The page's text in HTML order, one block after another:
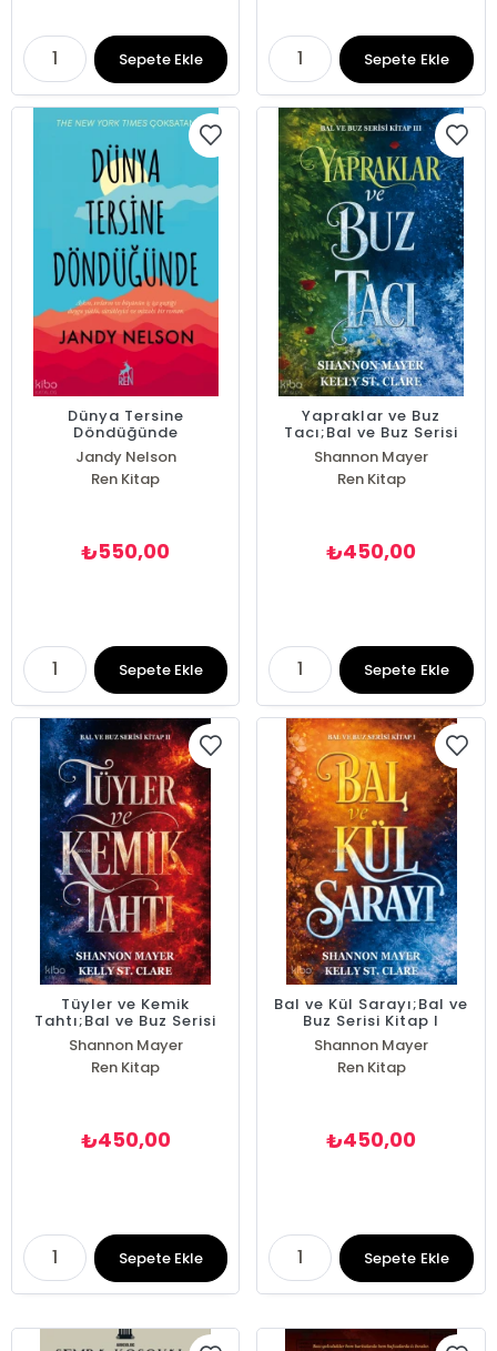
Sepete Ekle Sepete Ekle
Dünya Tersine
Döndüğünde
Jandy Nelson
Ren Kitap
₺550,00
Sepete Ekle
Yapraklar ve Buz
Tacı;Bal ve Buz Serisi
Kitap III
Shannon Mayer
Kelly St. Clare
Ren Kitap
₺450,00
Sepete Ekle
Tüyler ve Kemik
Tahtı;Bal ve Buz Serisi
Kitap II
Shannon Mayer
Kelly St. Clare
Ren Kitap
₺450,00
Sepete Ekle
Bal ve Kül Sarayı;Bal ve
Buz Serisi Kitap I
Shannon Mayer
Kelly St. Clare
Ren Kitap
₺450,00
Sepete Ekle